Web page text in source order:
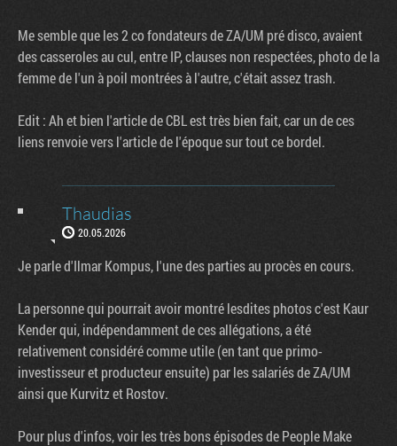
Me semble que les 2 co fondateurs de ZA/UM pré disco, avaient
des casseroles au cul, entre IP, clauses non respectées, photo de la
femme de l'un à poil montrées à l'autre, c'était assez trash.
Edit : Ah et bien l'article de CBL est très bien fait, car un de ces
liens renvoie vers l'article de l'époque sur tout ce bordel.
Thaudias
20.05.2026
Je parle d'Ilmar Kompus, l'une des parties au procès en cours.
La personne qui pourrait avoir montré lesdites photos c'est Kaur
Kender qui, indépendamment de ces allégations, a été
relativement considéré comme utile (en tant que primo-
investisseur et producteur ensuite) par les salariés de ZA/UM
ainsi que Kurvitz et Rostov.
Pour plus d'infos, voir les très bons épisodes de People Make